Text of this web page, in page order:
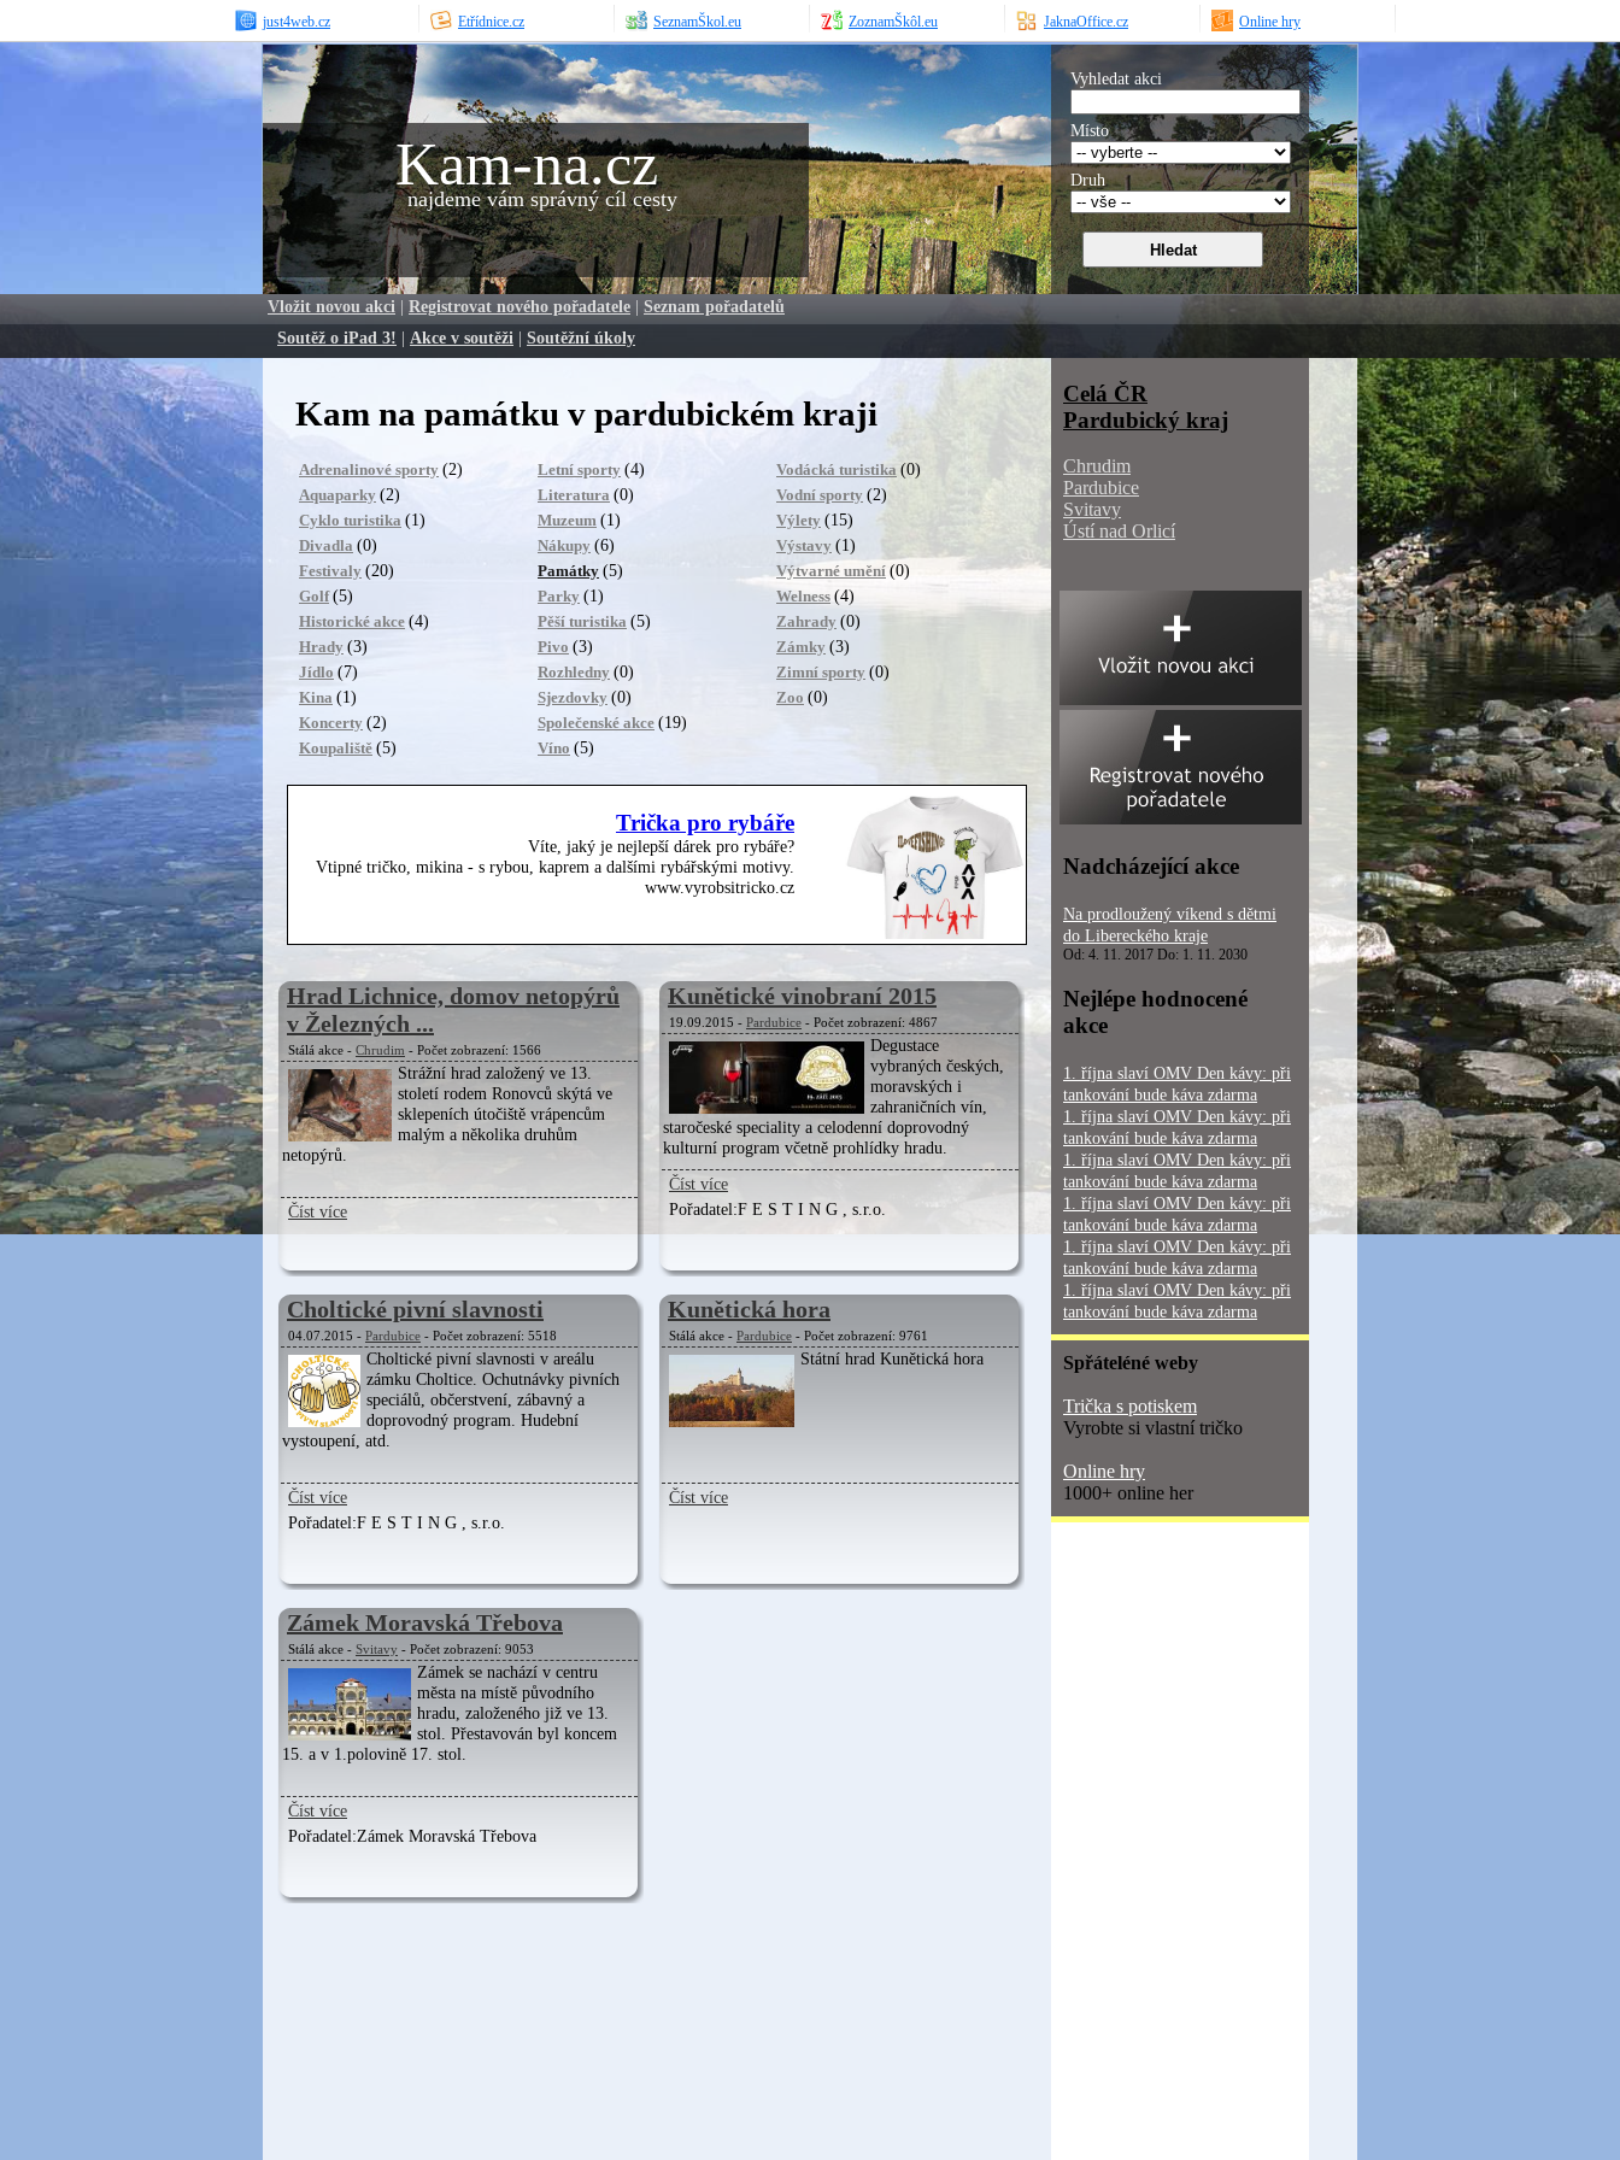
just4web.cz Etřídnice.cz SeznamŠkol.eu ZoznamŠkôl.eu JaknaOffice.cz Online hry
Kam-na.cz
najdeme vám správný cíl cesty
Vyhledat akci
Místo
Druh
Vložit novou akci | Registrovat nového pořadatele | Seznam pořadatelů
Soutěž o iPad 3! | Akce v soutěži | Soutěžní úkoly
Kam na památku v pardubickém kraji
Adrenalinové sporty (2)
Aquaparky (2)
Cyklo turistika (1)
Divadla (0)
Festivaly (20)
Golf (5)
Historické akce (4)
Hrady (3)
Jídlo (7)
Kina (1)
Koncerty (2)
Koupaliště (5)
Letní sporty (4)
Literatura (0)
Muzeum (1)
Nákupy (6)
Památky (5)
Parky (1)
Pěší turistika (5)
Pivo (3)
Rozhledny (0)
Sjezdovky (0)
Společenské akce (19)
Víno (5)
Vodácká turistika (0)
Vodní sporty (2)
Výlety (15)
Výstavy (1)
Výtvarné umění (0)
Welness (4)
Zahrady (0)
Zámky (3)
Zimní sporty (0)
Zoo (0)
Trička pro rybáře
Víte, jaký je nejlepší dárek pro rybáře?
Vtipné tričko, mikina - s rybou, kaprem a dalšími rybářskými motivy.
www.vyrobsitricko.cz
Hrad Lichnice, domov netopýrů
v Železných ...
Stálá akce - Chrudim - Počet zobrazení: 1566
Strážní hrad založený ve 13.
století rodem Ronovců skýtá ve
sklepeních útočiště vrápencům
malým a několika druhům
netopýrů.
Číst více
Kunětické vinobraní 2015
19.09.2015 - Pardubice - Počet zobrazení: 4867
Degustace
vybraných českých,
moravských i
zahraničních vín,
staročeské speciality a celodenní doprovodný
kulturní program včetně prohlídky hradu.
Číst více
Pořadatel:F E S T I N G , s.r.o.
Choltické pivní slavnosti
04.07.2015 - Pardubice - Počet zobrazení: 5518
Choltické pivní slavnosti v areálu
zámku Choltice. Ochutnávky pivních
speciálů, občerstvení, zábavný a
doprovodný program. Hudební
vystoupení, atd.
Číst více
Pořadatel:F E S T I N G , s.r.o.
Kunětická hora
Stálá akce - Pardubice - Počet zobrazení: 9761
Státní hrad Kunětická hora
Číst více
Zámek Moravská Třebova
Stálá akce - Svitavy - Počet zobrazení: 9053
Zámek se nachází v centru
města na místě původního
hradu, založeného již ve 13.
stol. Přestavován byl koncem
15. a v 1.polovině 17. stol.
Číst více
Pořadatel:Zámek Moravská Třebova
Celá ČR
Pardubický kraj
Chrudim
Pardubice
Svitavy
Ústí nad Orlicí
Nadcházející akce
Na prodloužený víkend s dětmi
do Libereckého kraje
Od: 4. 11. 2017 Do: 1. 11. 2030
Nejlépe hodnocené
akce
1. října slaví OMV Den kávy: při
tankování bude káva zdarma
1. října slaví OMV Den kávy: při
tankování bude káva zdarma
1. října slaví OMV Den kávy: při
tankování bude káva zdarma
1. října slaví OMV Den kávy: při
tankování bude káva zdarma
1. října slaví OMV Den kávy: při
tankování bude káva zdarma
1. října slaví OMV Den kávy: při
tankování bude káva zdarma
Spřáteléné weby
Trička s potiskem
Vyrobte si vlastní tričko
Online hry
1000+ online her